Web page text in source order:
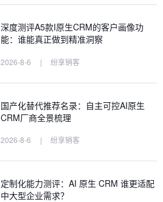
深度测评A5款I原生CRM的客户画像功
能：谁能真正做到精准洞察
2026-8-6 | 纷享销客
国产化替代推荐名录：自主可控AI原生
CRM厂商全景梳理
2026-8-6 | 纷享销客
定制化能力测评：AI 原生 CRM 谁更适配
中大型企业需求？